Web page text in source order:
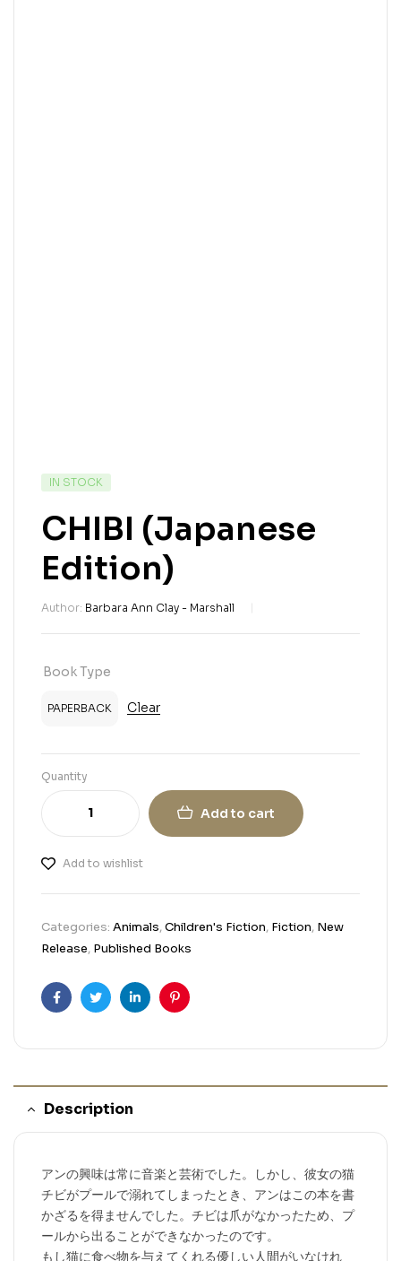
IN STOCK
CHIBI (Japanese
Edition)
Author: Barbara Ann Clay - Marshall
Book Type
PAPERBACK Clear
Quantity
Add to cart
Add to wishlist
Categories: Animals,Children's Fiction, Fiction, New
Release, Published Books
FacebookTwitterLinkedinPinterest
Description
アンの興味は常に音楽と芸術でした。しかし、彼女の猫
チビがプールで溺れてしまったとき、アンはこの本を書
かざるを得ませんでした。チビは爪がなかったため、プ
ールから出ることができなかったのです。
もし猫に食べ物を与えてくれる優しい人間がいなけれ